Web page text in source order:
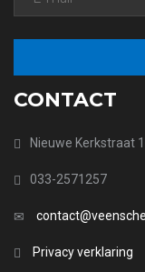
CONTACT
Nieuwe Kerkstraat
033-2571257
Privacy verklaring